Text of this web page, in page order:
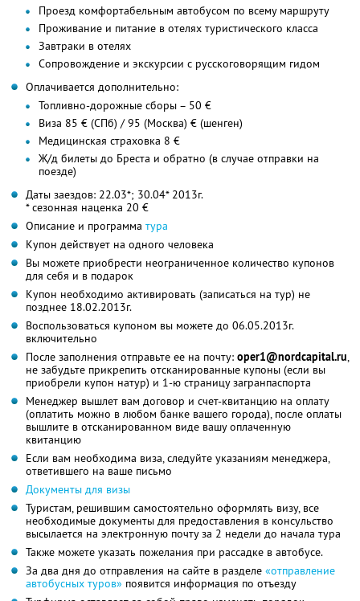
Проезд комфортабельным автобусом по всему маршруту
Проживание и питание в отелях туристического класса
Завтраки в отелях
Сопровождение и экскурсии с русскоговорящим гидом
Оплачивается дополнительно:
Топливно-дорожные сборы – 50 €
Виза 85 € (СПб) / 95 (Москва) € (шенген)
Медицинская страховка 8 €
Ж/д билеты до Бреста и обратно (в случае отправки на
поезде)
Даты заездов: 22.03*; 30.04* 2013г.
* сезонная наценка 20 €
Описание и программа тура
Купон действует на одного человека
Вы можете приобрести неограниченное количество купонов
для себя и в подарок
Купон необходимо активировать (записаться на тур) не
позднее 18.02.2013г.
Воспользоваться купоном вы можете до 06.05.2013г.
включительно
После заполнения отправьте ее на почту: oper1@nordcapital.ru,
не забудьте прикрепить отсканированные купоны (если вы
приобрели купон натур) и 1-ю страницу загранпаспорта
Менеджер вышлет вам договор и счет-квитанцию на оплату
(оплатить можно в любом банке вашего города), после оплаты
вышлите в отсканированном виде вашу оплаченную
квитанцию
Если вам необходима виза, следуйте указаниям менеджера,
ответившего на ваше письмо
Документы для визы
Туристам, решившим самостоятельно оформлять визу, все
необходимые документы для предоставления в консульство
высылается на электронную почту за 2 недели до начала тура
Также можете указать пожелания при рассадке в автобусе.
За два дня до отправления на сайте в разделе «отправление
автобусных туров» появится информация по отъезду